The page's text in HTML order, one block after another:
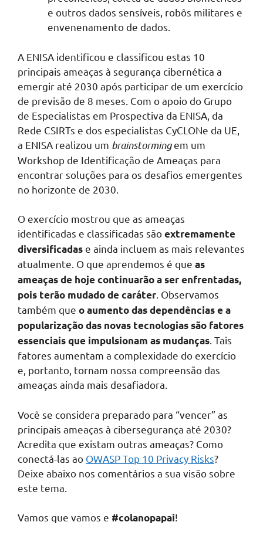
e outros dados sensíveis, robôs militares e
envenenamento de dados.
A ENISA identificou e classificou estas 10
principais ameaças à segurança cibernética a
emergir até 2030 após participar de um exercício
de previsão de 8 meses. Com o apoio do Grupo
de Especialistas em Prospectiva da ENISA, da
Rede CSIRTs e dos especialistas CyCLONe da UE,
a ENISA realizou um brainstormingem um
Workshop de Identificação de Ameaças para
encontrar soluções para os desafios emergentes
no horizonte de 2030.
O exercício mostrou que as ameaças
identificadas e classificadas sãoextremamente
diversificadase ainda incluem as mais relevantes
atualmente. O que aprendemos é que as
ameaças de hoje continuarão a ser enfrentadas,
pois terão mudado de caráter . Observamos
também que o aumento das dependências e a
popularização das novas tecnologias são fatores
essenciais que impulsionam as mudanças . Tais
fatores aumentam a complexidade do exercício
e, portanto, tornam nossa compreensão das
ameaças ainda mais desafiadora.
Você se considera preparado para “vencer” as
principais ameaças à cibersegurança até 2030?
Acredita que existam outras ameaças? Como
conectá-las ao OWASP Top 10 Privacy Risks?
Deixe abaixo nos comentários a sua visão sobre
este tema.
Vamos que vamos e #colanopapai!